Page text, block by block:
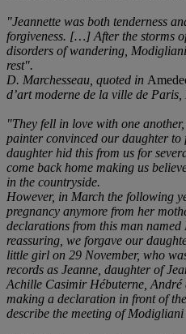
"Jeannette was both tenderness
forgiveness. […] After the storms
disorders of wandering,
rest".
D. Marchesseau, quoted in
d’art moderne de la ville de Paris,
"They fell in love with one
painter convinced our daughter
daughter hid this from us for
come back home making us
in the countryside.
However, in March the following
pregnancy anymore from her
declarations from this man
reassuring, we forgave our
little girl on 29 November, who
records as Jeanne, daughter of
Achille Casimir Hébuterne, André
making a declaration in front of
describe the meeting of Modigliani